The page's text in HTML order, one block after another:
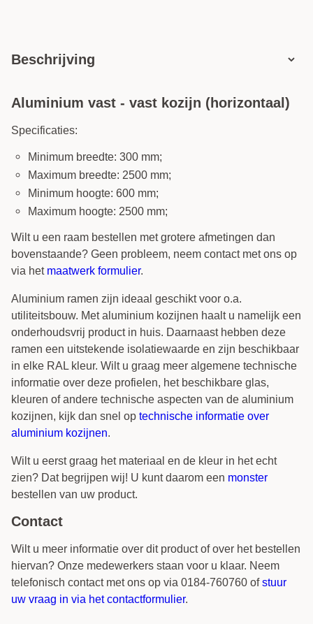
Beschrijving
Aluminium vast - vast kozijn (horizontaal)
Specificaties:
Minimum breedte: 300 mm;
Maximum breedte: 2500 mm;
Minimum hoogte: 600 mm;
Maximum hoogte: 2500 mm;
Wilt u een raam bestellen met grotere afmetingen dan
bovenstaande? Geen probleem, neem contact met ons op
via het maatwerk formulier.
Aluminium ramen zijn ideaal geschikt voor o.a.
utiliteitsbouw. Met aluminium kozijnen haalt u namelijk een
onderhoudsvrij product in huis. Daarnaast hebben deze
ramen een uitstekende isolatiewaarde en zijn beschikbaar
in elke RAL kleur. Wilt u graag meer algemene technische
informatie over deze profielen, het beschikbare glas,
kleuren of andere technische aspecten van de aluminium
kozijnen, kijk dan snel op technische informatie over
aluminium kozijnen.
Wilt u eerst graag het materiaal en de kleur in het echt
zien? Dat begrijpen wij! U kunt daarom een monster
bestellen van uw product.
Contact
Wilt u meer informatie over dit product of over het bestellen
hiervan? Onze medewerkers staan voor u klaar. Neem
telefonisch contact met ons op via 0184-760760 ofstuur
uw vraag in via het contactformulier.